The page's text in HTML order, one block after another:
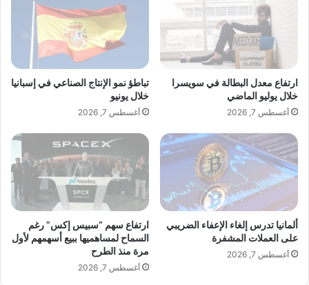
ن
ا
ء
أ
ي
ر
ك
ي
ا
ل
س
ي
ر
ا
ت
ا
أ
و
ر
و
ارتفاع معدل البطالة في سويسرا
خلال يوليو الماضي
أغسطس 7, 2026
تباطؤ نمو الإنتاج الصناعي في إسبانيا
خلال يونيو
أغسطس 7, 2026
ألمانيا تدرس إلغاء الإعفاء الضريبي
على العملات المشفرة
أغسطس 7, 2026
ارتفاع سهم “سبيس إكس” رغم
السماح لمساهميها ببيع أسهمهم لأول
مرة منذ الطرح
أغسطس 7, 2026